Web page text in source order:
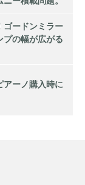
ゴードンミラー
プの幅が広がる
アーノ購入時に